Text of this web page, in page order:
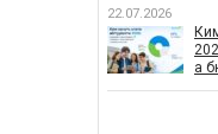
22.07.2026
а